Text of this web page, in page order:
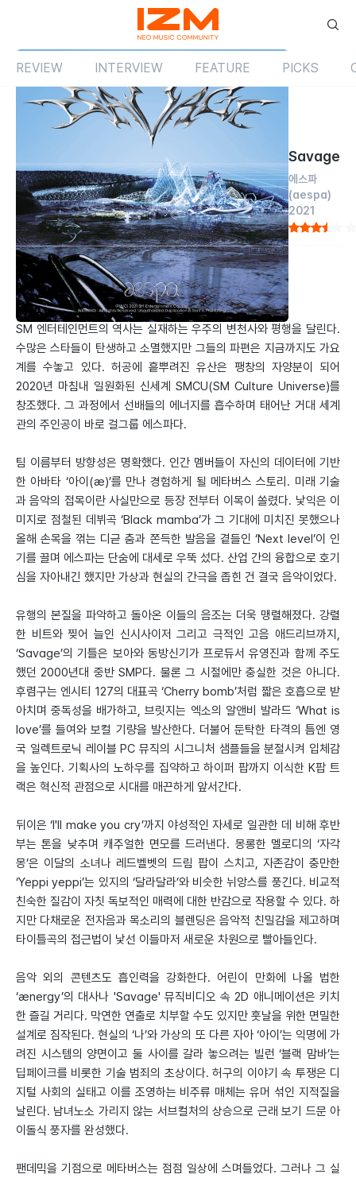
REVIEW INTERVIEW FEATURE PICKS
Review 앨범 국내
Savage
에스파
(aespa)
2021
by 정다열 2021.11.01
차세대 SMP의 이상향
SM 엔터테인먼트의 역사는 실재하는 우주의 변천사와 평행을 달린다.
수많은 스타들이 탄생하고 소멸했지만 그들의 파편은 지금까지도 가요
계를 수놓고 있다. 허공에 흩뿌려진 유산은 팽창의 자양분이 되어
2020년 마침내 일원화된 신세계 SMCU(SM Culture Universe)를
창조했다. 그 과정에서 선배들의 에너지를 흡수하며 태어난 거대 세계
관의 주인공이 바로 걸그룹 에스파다.
팀 이름부터 방향성은 명확했다. 인간 멤버들이 자신의 데이터에 기반
한 아바타 ‘아이(æ)’를 만나 경험하게 될 메타버스 스토리. 미래 기술
과 음악의 접목이란 사실만으로 등장 전부터 이목이 쏠렸다. 낯익은 이
미지로 점철된 데뷔곡 ‘Black mamba’가 그 기대에 미치진 못했으나
올해 손목을 꺾는 디귿 춤과 쫀득한 발음을 곁들인 ‘Next level’이 인
기를 끌며 에스파는 단숨에 대세로 우뚝 섰다. 산업 간의 융합으로 호기
심을 자아내긴 했지만 가상과 현실의 간극을 좁힌 건 결국 음악이었다.
유행의 본질을 파악하고 돌아온 이들의 음조는 더욱 맹렬해졌다. 강렬
한 비트와 찢어 늘인 신시사이저 그리고 극적인 고음 애드리브까지,
‘Savage’의 기틀은 보아와 동방신기가 프로듀서 유영진과 함께 주도
했던 2000년대 중반 SMP다. 물론 그 시절에만 충실한 것은 아니다.
후렴구는 엔시티 127의 대표곡 ‘Cherry bomb’처럼 짧은 호흡으로 받
아치며 중독성을 배가하고, 브릿지는 엑소의 알앤비 발라드 ‘What is
love’를 들여와 보컬 기량을 발산한다. 더불어 둔탁한 타격의 틈엔 영
국 일렉트로닉 레이블 PC 뮤직의 시그니처 샘플들을 분절시켜 입체감
을 높인다. 기획사의 노하우를 집약하고 하이퍼 팝까지 이식한 K팝 트
랙은 혁신적 관점으로 시대를 매끈하게 앞서간다.
뒤이은 ‘I'll make you cry’까지 야성적인 자세로 일관한 데 비해 후반
부는 톤을 낮추며 캐주얼한 면모를 드러낸다. 몽롱한 멜로디의 ‘자각
몽’은 이달의 소녀나 레드벨벳의 드림 팝이 스치고, 자존감이 충만한
‘Yeppi yeppi’는 있지의 ‘달라달라’와 비슷한 뉘앙스를 풍긴다. 비교적
친숙한 질감이 자칫 독보적인 매력에 대한 반감으로 작용할 수 있다. 하
지만 다채로운 전자음과 목소리의 블렌딩은 음악적 친밀감을 제고하며
타이틀곡의 접근법이 낯선 이들마저 새로운 차원으로 빨아들인다.
음악 외의 콘텐츠도 흡인력을 강화한다. 어린이 만화에 나올 법한
‘ænergy’의 대사나 'Savage' 뮤직비디오 속 2D 애니메이션은 키치
한 즐길 거리다. 막연한 연출로 치부할 수도 있지만 훗날을 위한 면밀한
설계로 짐작된다. 현실의 ‘나’와 가상의 또 다른 자아 ‘아이’는 익명에 가
려진 시스템의 양면이고 둘 사이를 갈라 놓으려는 빌런 ‘블랙 맘바’는
딥페이크를 비롯한 기술 범죄의 초상이다. 허구의 이야기 속 투쟁은 디
지털 사회의 실태고 이를 조영하는 비주류 매체는 유머 섞인 지적질을
날린다. 남녀노소 가리지 않는 서브컬처의 상승으로 근래 보기 드문 아
이돌식 풍자를 완성했다.
팬데믹을 기점으로 메타버스는 점점 일상에 스며들었다. 그러나 그 실